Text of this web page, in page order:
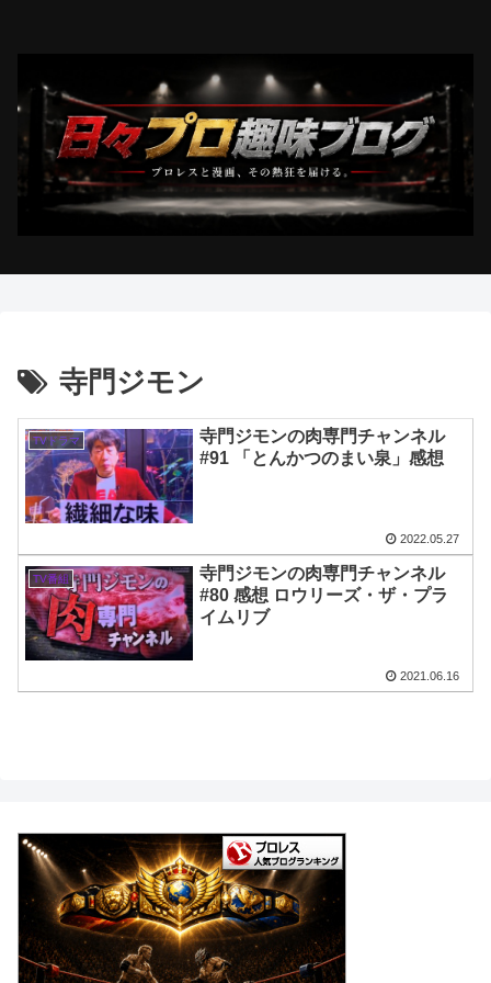
寺門ジモン
TVドラマ
寺門ジモンの肉専門チャンネル
#91 「とんかつのまい泉」感想
2022.05.27
TV番組
寺門ジモンの肉専門チャンネル
#80 感想 ロウリーズ・ザ・プラ
イムリブ
2021.06.16